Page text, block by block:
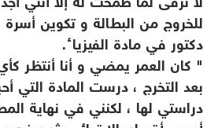
للخروج من البطالة و تكوين
دكتور في مادة الفيزياء.
" كان العمر يمضي و أنا أنتظر
بعد التخرج ، درست المادة التي
دراستي لها ، لكنني في نهاية